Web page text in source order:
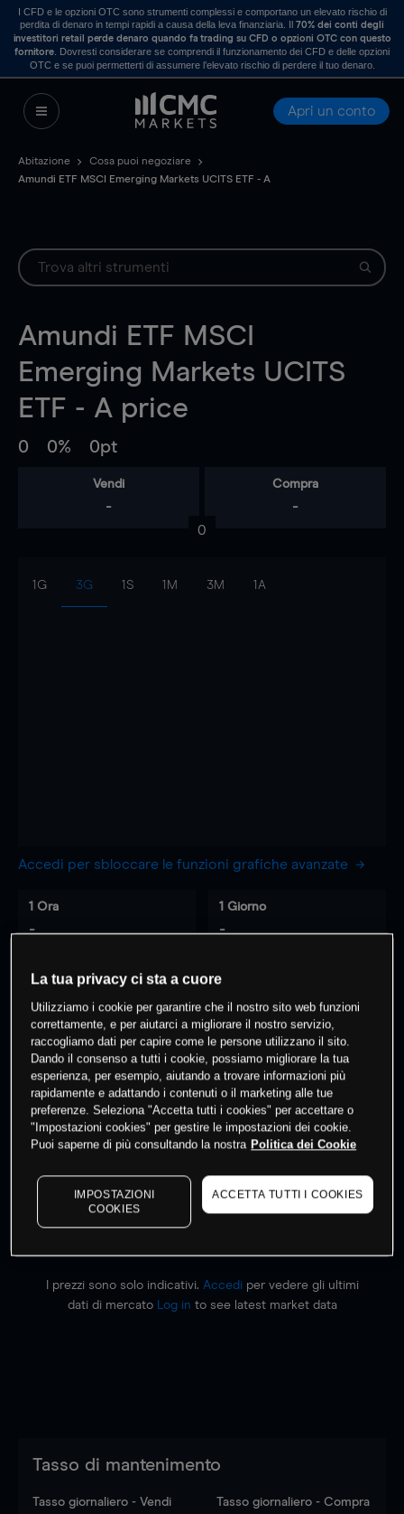
I CFD e le opzioni OTC sono strumenti complessi e comportano un elevato rischio di
perdita di denaro in tempi rapidi a causa della leva finanziaria. Il70% dei conti degli
investitori retail perde denaro quando fa trading su CFD o opzioni OTC con questo
fornitore . Dovresti considerare se comprendi il funzionamento dei CFD e delle opzioni
OTC e se puoi permetterti di assumere l’elevato rischio di perdere il tuo denaro.
Apri un conto
Abitazione
Cosa puoi negoziare
Amundi ETF MSCI Emerging Markets UCITS ETF - A
Amundi ETF MSCI
Emerging Markets UCITS
ETF - A price
0 0% 0pt
Vendi
-
Compra
-
0
1G 3G 1S 1M 3M 1A
Accedi per sbloccare le funzioni grafiche avanzate
1 Ora
-
1 Giorno
-
7 Giorni
-
30 Giorni
-
0% dei clienti hanno posizionisu
questo prodotto
I prezzi sono solo indicativi. Accedi per vedere gli ultimi
dati di mercato
Log in to see latest market data
Tasso di mantenimento
Tasso giornaliero - Vendi Tasso giornaliero - Compra
La tua privacy ci sta a cuore
Utilizziamo i cookie per garantire che il nostro sito web funzioni
correttamente, e per aiutarci a migliorare il nostro servizio,
raccogliamo dati per capire come le persone utilizzano il sito.
Dando il consenso a tutti i cookie, possiamo migliorare la tua
esperienza, per esempio, aiutando a trovare informazioni più
rapidamente e adattando i contenuti o il marketing alle tue
preferenze. Seleziona "Accetta tutti i cookies" per accettare o
"Impostazioni cookies" per gestire le impostazioni dei cookie.
Puoi saperne di più consultando la nostra Politica dei Cookie
IMPOSTAZIONI
COOKIES
ACCETTA TUTTI I COOKIES